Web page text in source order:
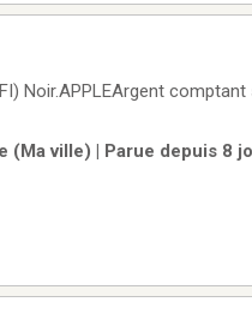
Noir.APPLEArgent
ville) | Parue depuis 8